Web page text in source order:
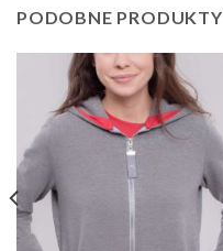
PODOBNE PRODUKTY